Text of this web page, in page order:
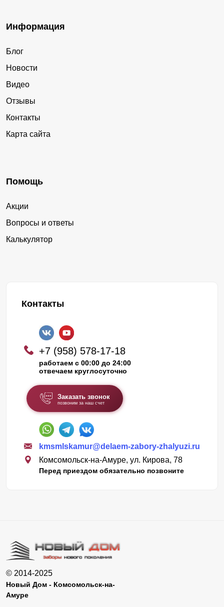
Информация
Блог
Новости
Видео
Отзывы
Контакты
Карта сайта
Помощь
Акции
Вопросы и ответы
Калькулятор
Контакты
+7 (958) 578-17-18
работаем с 00:00 до 24:00
отвечаем круглосуточно
Заказать звонок
позвоним за наш счет
kmsmlskamur@delaem-zabory-zhalyuzi.ru
Комсомольск-на-Амуре, ул. Кирова, 78
Перед приездом обязательно позвоните
© 2014-2025
Новый Дом - Комсомольск-на-
Амуре